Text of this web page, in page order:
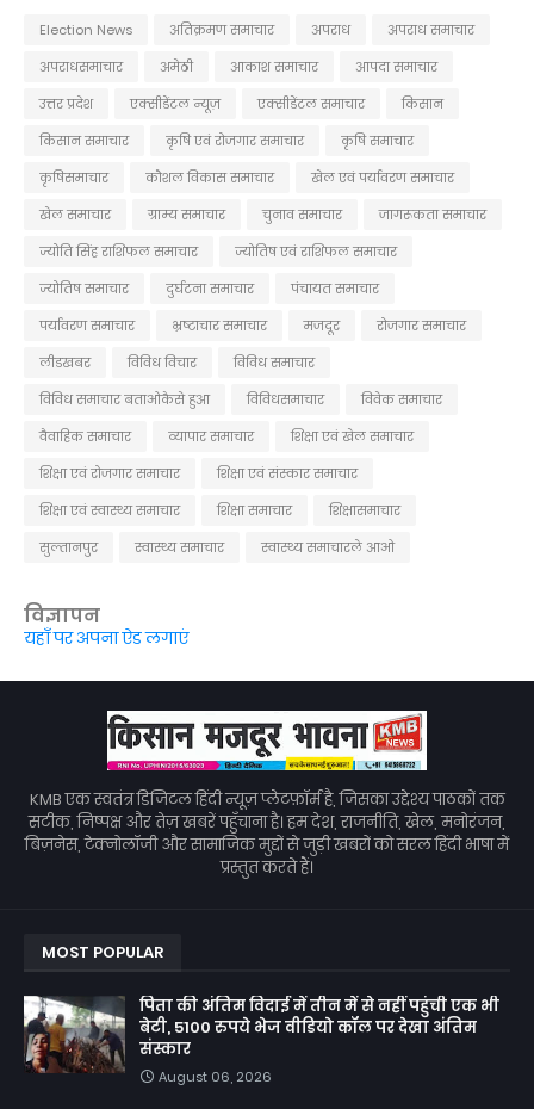
Election News अतिक्रमण समाचार अपराध
अपराध समाचार
अपराधसमाचार
अमेठी आकाश समाचार
आपदा समाचार
उत्तर प्रदेश
एक्सीडेंटल न्यूज़ एक्सीडेंटल समाचार
किसान
किसान समाचार
कृषि एवं रोजगार समाचार
कृषि समाचार
कृषिसमाचार
कौशल विकास समाचार
खेल एवं पर्यावरण समाचार
खेल समाचार
ग्राम्य समाचार चुनाव समाचार
जागरूकता समाचार
ज्योति सिंह राशिफल समाचार
ज्योतिष एवं राशिफल समाचार
ज्योतिष समाचार
दुर्घटना समाचार
पंचायत समाचार
पर्यावरण समाचार
भ्रष्टाचार समाचार मजदूर
रोजगार समाचार
लीडखबर
विविध विचार
विविध समाचार
विविध समाचार बताओकैसे हुआ
विविधसमाचार
विवेक समाचार
वैवाहिक समाचार
व्यापार समाचार
शिक्षा एवं खेल समाचार
शिक्षा एवं रोजगार समाचार
शिक्षा एवं संस्कार समाचार
शिक्षा एवं स्वास्थ्य समाचार
शिक्षा समाचार
शिक्षासमाचार
सुल्तानपुर
स्वास्थ्य समाचार स्वास्थ्य समाचारले आओ
विज्ञापन
यहाँ पर अपना ऐड लगाएं
KMB एक स्वतंत्र डिजिटल हिंदी न्यूज़ प्लेटफ़ॉर्म है, जिसका उद्देश्य पाठकों तक
सटीक, निष्पक्ष और तेज़ खबरें पहुँचाना है। हम देश, राजनीति, खेल, मनोरंजन,
बिज़नेस, टेक्नोलॉजी और सामाजिक मुद्दों से जुड़ी खबरों को सरल हिंदी भाषा में
प्रस्तुत करते हैं।
MOST POPULAR
पिता की अंतिम विदाई में तीन में से नहीं पहुंची एक भी
बेटी, 5100 रुपये भेज वीडियो कॉल पर देखा अंतिम
संस्कार
August 06, 2026